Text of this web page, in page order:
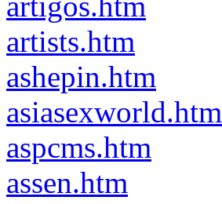
artists.htm
ashepin.htm
asiasexworld.htm
aspcms.htm
assen.htm